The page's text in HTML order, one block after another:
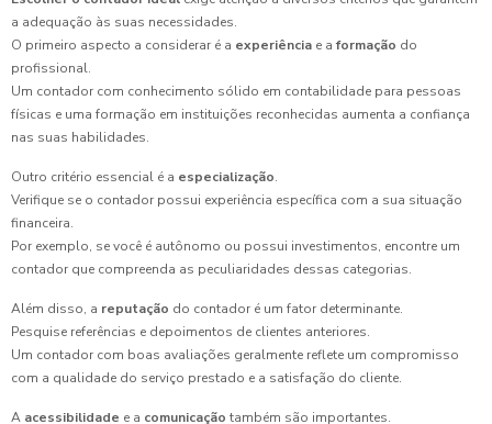
a adequação às suas necessidades.
O primeiro aspecto a considerar é a experiência e a formação do
profissional.
Um contador com conhecimento sólido em contabilidade para pessoas
físicas e uma formação em instituições reconhecidas aumenta a confiança
nas suas habilidades.
Outro critério essencial é a especialização.
Verifique se o contador possui experiência específica com a sua situação
financeira.
Por exemplo, se você é autônomo ou possui investimentos, encontre um
contador que compreenda as peculiaridades dessas categorias.
Além disso, a reputação do contador é um fator determinante.
Pesquise referências e depoimentos de clientes anteriores.
Um contador com boas avaliações geralmente reflete um compromisso
com a qualidade do serviço prestado e a satisfação do cliente.
A acessibilidade e a comunicação também são importantes.